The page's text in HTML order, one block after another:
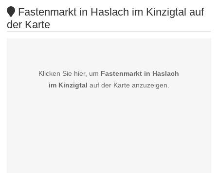
Fastenmarkt in Haslach im Kinzigtal auf
der Karte
Klicken Sie hier, um Fastenmarkt in Haslach
im Kinzigtal auf der Karte anzuzeigen.